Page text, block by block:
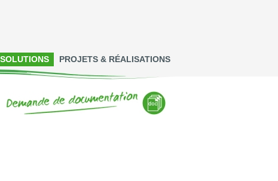
PROJETS & RÉALISATIONS